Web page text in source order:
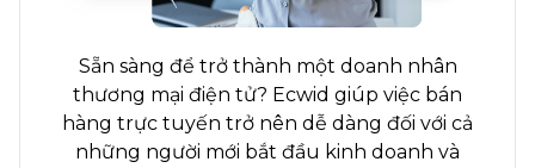
Sẵn sàng để trở thành một doanh nhân
thương mại điện tử? Ecwid giúp việc bán
hàng trực tuyến trở nên dễ dàng đối với cả
những người mới bắt đầu kinh doanh và